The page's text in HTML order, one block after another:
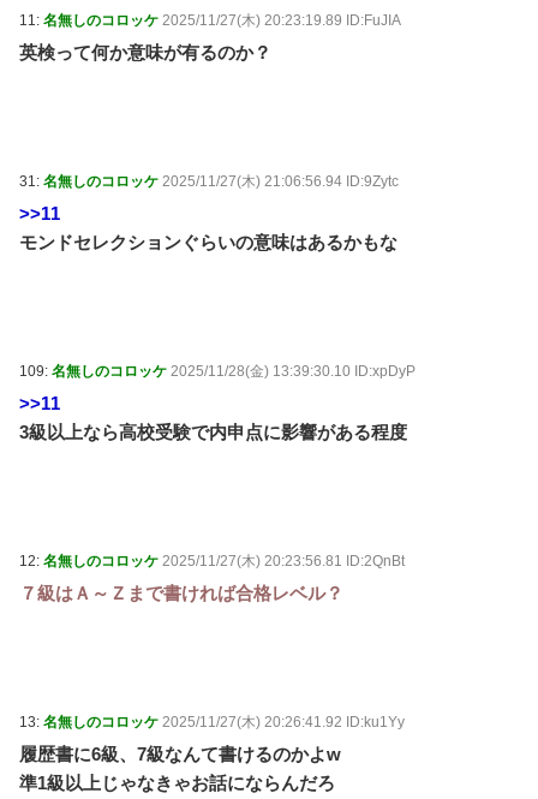
11: 名無しのコロッケ 2025/11/27(木) 20:23:19.89 ID:FuJIA
英検って何か意味が有るのか？
31: 名無しのコロッケ 2025/11/27(木) 21:06:56.94 ID:9Zytc
>>11
モンドセレクションぐらいの意味はあるかもな
109: 名無しのコロッケ 2025/11/28(金) 13:39:30.10 ID:xpDyP
>>11
3級以上なら高校受験で内申点に影響がある程度
12: 名無しのコロッケ 2025/11/27(木) 20:23:56.81 ID:2QnBt
７級はＡ～Ｚまで書ければ合格レベル？
13: 名無しのコロッケ 2025/11/27(木) 20:26:41.92 ID:ku1Yy
履歴書に6級、7級なんて書けるのかよw
準1級以上じゃなきゃお話にならんだろ